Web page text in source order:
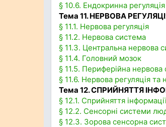
§ 10.6. Ендокринна
Тема 11. НЕРВОВА
§ 11.1. Нервова регуляція
§ 11.2. Нервова система
§ 11.3. Центральна нервова
§ 11.4. Головний мозок
§ 11.5. Периферійна нервова
§ 11.6. Нервова регуляція та
Тема 12. СПРИЙНЯТТЯ
§ 12.1. Сприйняття
§ 12.2. Сенсорні системи
§ 12.3. Зорова сенсорна